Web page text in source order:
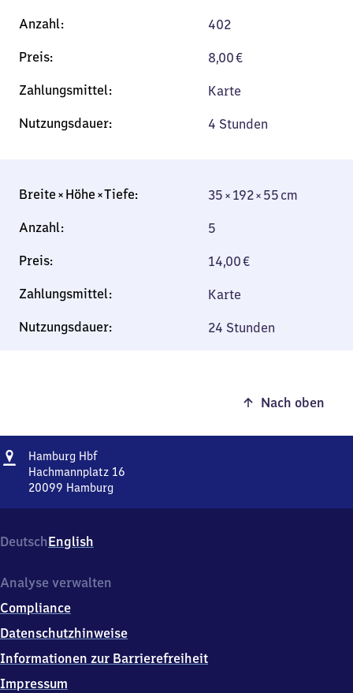
402
8,00€
Karte
4 Stunden
35 × 192 × 55 cm
5
14,00€
Karte
24 Stunden
Nach oben
Adresse
Hamburg HbfHamburg
Hauptbahnhof
Hachmannplatz 16
20099 Hamburg
Hachmannplatz
16,
0
9
9
DeutschEnglish
Analyse verwalten
Compliance
Datenschutzhinweise
Informationen zur Barrierefreiheit
Impressum